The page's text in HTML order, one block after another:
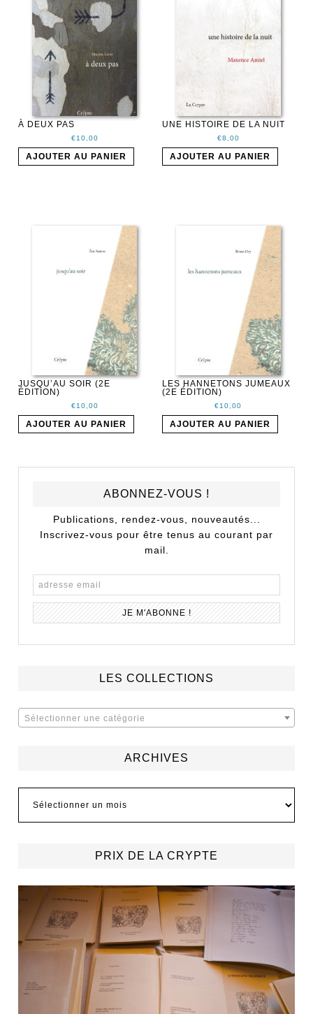
À DEUX PAS
€10,00
AJOUTER AU PANIER
UNE HISTOIRE DE LA NUIT
€8,00
AJOUTER AU PANIER
JUSQU’AU SOIR (2E
ÉDITION)
€10,00
AJOUTER AU PANIER
LES HANNETONS JUMEAUX
(2E ÉDITION)
€10,00
AJOUTER AU PANIER
ABONNEZ-VOUS !
Publications, rendez-vous, nouveautés...
Inscrivez-vous pour être tenus au courant par
mail.
LES COLLECTIONS
Sélectionner une catégorie
ARCHIVES
PRIX DE LA CRYPTE